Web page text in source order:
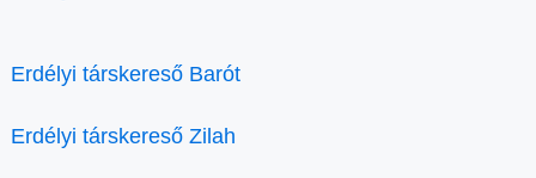
Erdélyi társkereső Barót
Erdélyi társkereső Zilah